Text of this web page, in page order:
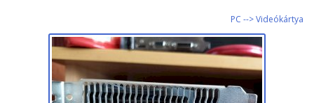
PC --> Videókártya